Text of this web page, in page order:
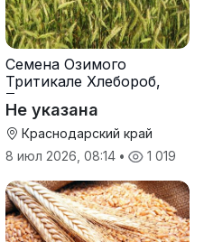
Семена Озимого
Тритикале Хлебороб,
Тихон
Не указана
Краснодарский край
8 июл 2026, 08:14 • 1 019